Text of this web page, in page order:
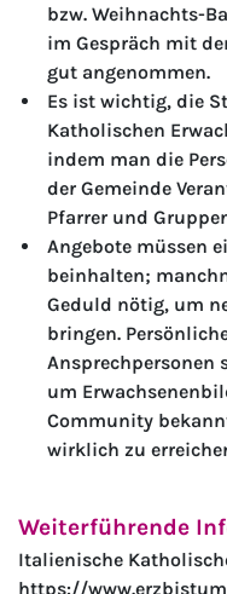
bzw. Weihnachts-
im Gespräch mit
gut angenommen.
Es ist wichtig, die
Katholischen
indem man die
der Gemeinde
Pfarrer und
Angebote müssen
beinhalten;
Geduld nötig, um
bringen.
Ansprechpersonen
um
Community
wirklich zu
Weiterführende
Italienische
https://